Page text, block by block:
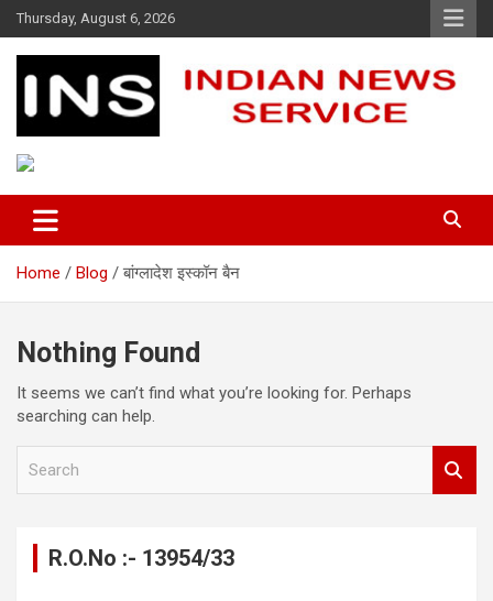
Skip
to
content
Thursday, August 6, 2026
Indian News Service
Home Blog बांग्लादेश इस्कॉन बैन
Nothing Found
It seems we can’t find what you’re looking for. Perhaps
searching can help.
R.O.No :- 13954/33